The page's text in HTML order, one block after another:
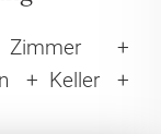
+
+ Keller
+